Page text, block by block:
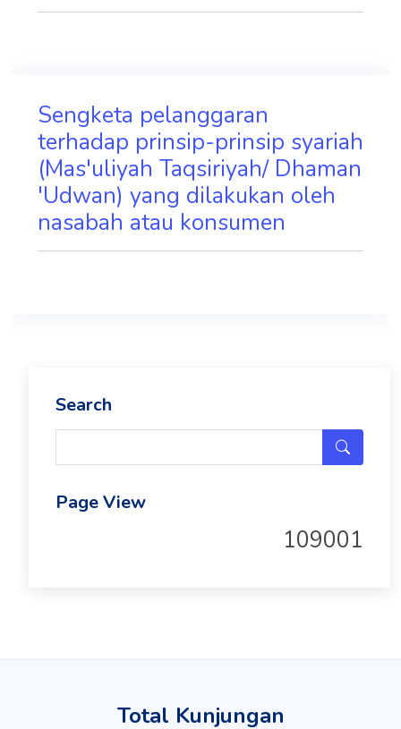
Sengketa pelanggaran
terhadap prinsip-prinsip syariah
(Mas'uliyah Taqsiriyah/ Dhaman
'Udwan) yang dilakukan oleh
nasabah atau konsumen
Search
Page View
109001
Total Kunjungan